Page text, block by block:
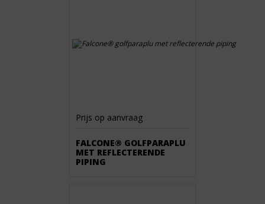
Prijs op aanvraag
FALCONE® GOLFPARAPLU
MET REFLECTERENDE
PIPING